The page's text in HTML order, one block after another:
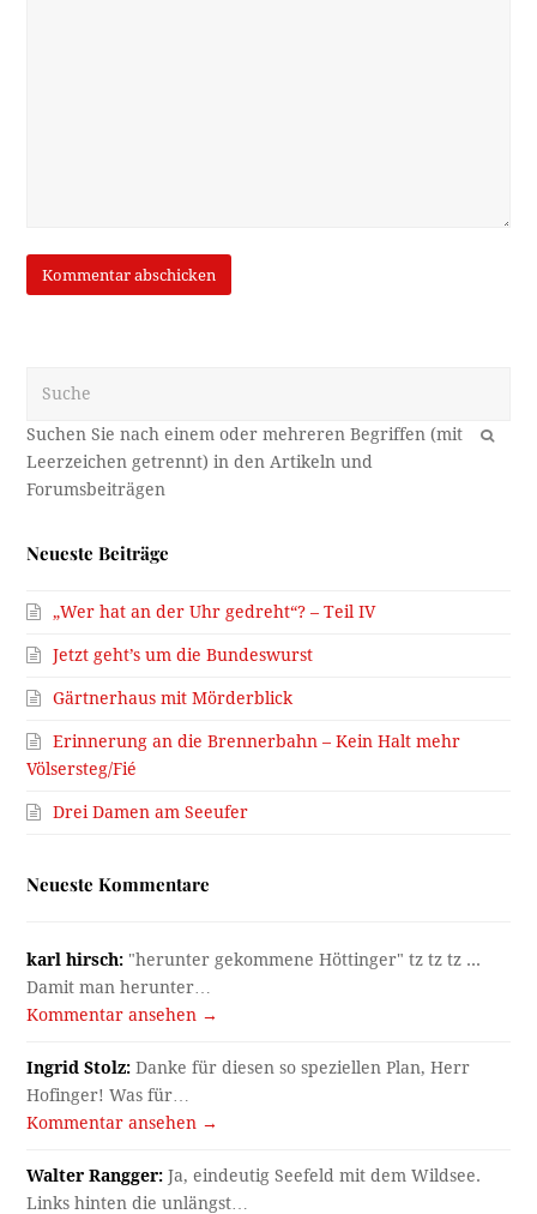
OK
Neueste Beiträge
„Wer hat an der Uhr gedreht“? – Teil IV
Jetzt geht’s um die Bundeswurst
Gärtnerhaus mit Mörderblick
Erinnerung an die Brennerbahn – Kein Halt mehr
Völsersteg/Fié
Drei Damen am Seeufer
Neueste Kommentare
karl hirsch: "herunter gekommene Höttinger" tz tz tz ...
Damit man herunter…
Kommentar ansehen →
Ingrid Stolz: Danke für diesen so speziellen Plan, Herr
Hofinger! Was für…
Kommentar ansehen →
Walter Rangger: Ja, eindeutig Seefeld mit dem Wildsee.
Links hinten die unlängst…